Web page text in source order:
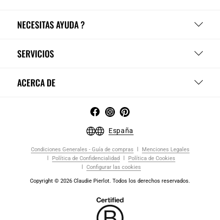
NECESITAS AYUDA ?
SERVICIOS
ACERCA DE
España
Condiciones Generales - Guía de compras
Menciones Legales
Política de Confidencialidad
Política de Cookies
Configurar las cookies
Copyright © 2026 Claudie Pierlot. Todos los derechos reservados.